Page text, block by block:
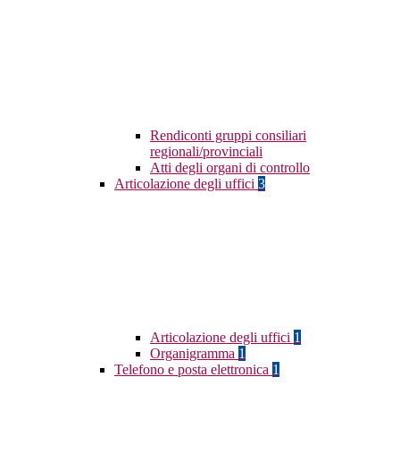
Rendiconti gruppi consiliari
regionali/provinciali
Atti degli organi di controllo
Articolazione degli uffici 3
Articolazione degli uffici 1
Organigramma 1
Telefono e posta elettronica 1